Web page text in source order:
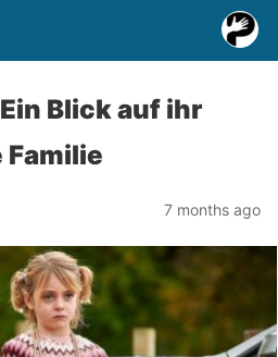
Blick auf ihr
Familie
7 months ago